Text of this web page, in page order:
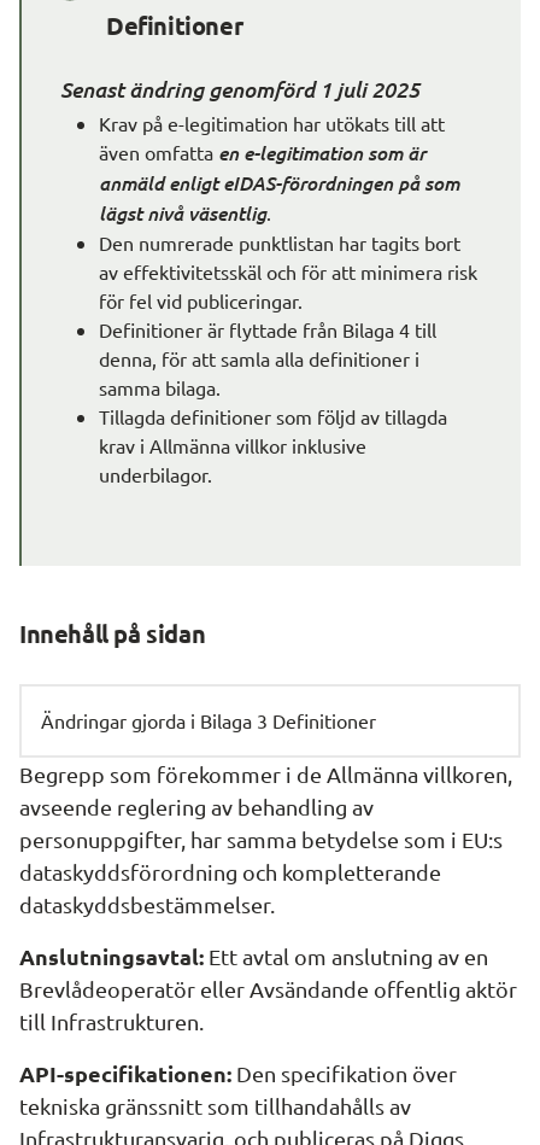
Definitioner
Senast ändring genomförd 1 juli 2025
Krav på e-legitimation har utökats till att
även omfatta en e-legitimation som är
anmäld enligt eIDAS-förordningen på som
lägst nivå väsentlig.
Den numrerade punktlistan har tagits bort
av effektivitetsskäl och för att minimera risk
för fel vid publiceringar.
Definitioner är flyttade från Bilaga 4 till
denna, för att samla alla definitioner i
samma bilaga.
Tillagda definitioner som följd av tillagda
krav i Allmänna villkor inklusive
underbilagor.
Innehåll på sidan
Ändringar gjorda i Bilaga 3 Definitioner
Begrepp som förekommer i de Allmänna villkoren,
avseende reglering av behandling av
personuppgifter, har samma betydelse som i EU:s
dataskyddsförordning och kompletterande
dataskyddsbestämmelser.
Anslutningsavtal: Ett avtal om anslutning av en
Brevlådeoperatör eller Avsändande offentlig aktör
till Infrastrukturen.
API-specifikationen: Den specifikation över
tekniska gränssnitt som tillhandahålls av
Infrastrukturansvarig, och publiceras på Diggs